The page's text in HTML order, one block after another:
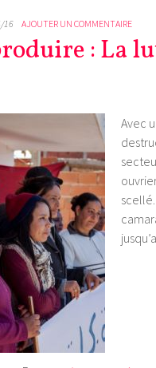
16 AJOUTER UN COMMENTAIRE
: La
Avec